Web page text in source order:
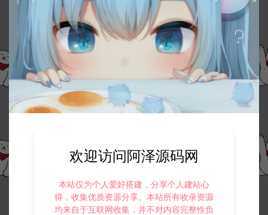
欢迎访问阿泽源码网
本站仅为个人爱好搭建，分享个人建站心
得，收集优质资源分享。本站所有收录资源
均来自于互联网收集，并不对内容完整性负